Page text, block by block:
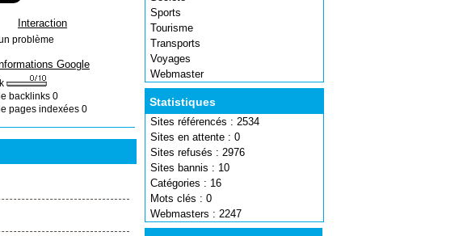
Sports
Tourisme
Transports
Voyages
Webmaster
Statistiques
Sites référencés : 2534
Sites en attente : 0
Sites refusés : 2976
Sites bannis : 10
Catégories : 16
Mots clés : 0
Webmasters : 2247
Interaction
problème
Google
backlinks 0
pages indexées 0